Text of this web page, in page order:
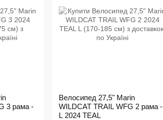
3 рама -
Велосипед 27,5" Marin
WILDCAT TRAIL WFG 2 рама -
L 2024 TEAL